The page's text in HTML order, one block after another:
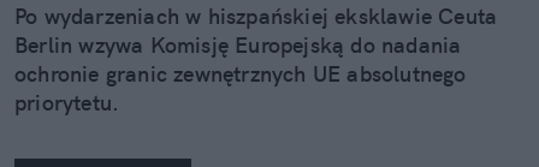
Po wydarzeniach w hiszpańskiej eksklawie Ceuta
Berlin wzywa Komisję Europejską do nadania
ochronie granic zewnętrznych UE absolutnego
priorytetu.